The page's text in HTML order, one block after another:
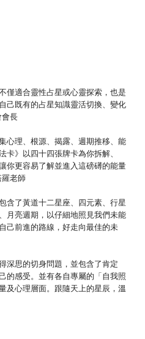
適合靈性占星或心靈探索，也是
己既有的占星知識靈活切換、變化
會長
理、根源、揭露、週期推移、能
卡》以四十四張牌卡為你拆解、
更容易了解並進入這磅礡的能量
老師
了黃道十二星座、四元素、行星
月亮週期，以仔細地照見我們未能
己前進的路線，好走向最佳的未
思的切身問題，並包含了肯定
的感受。並有各自專屬的「自我照
及心理層面。跟隨天上的星辰，溫